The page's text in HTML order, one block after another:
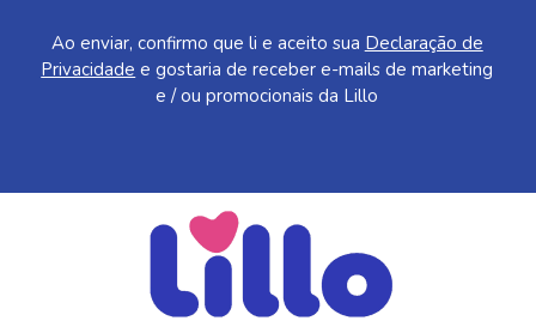
Ao enviar, confirmo que li e aceito sua Declaração de
Privacidade e gostaria de receber e-mails de marketing
e / ou promocionais da Lillo